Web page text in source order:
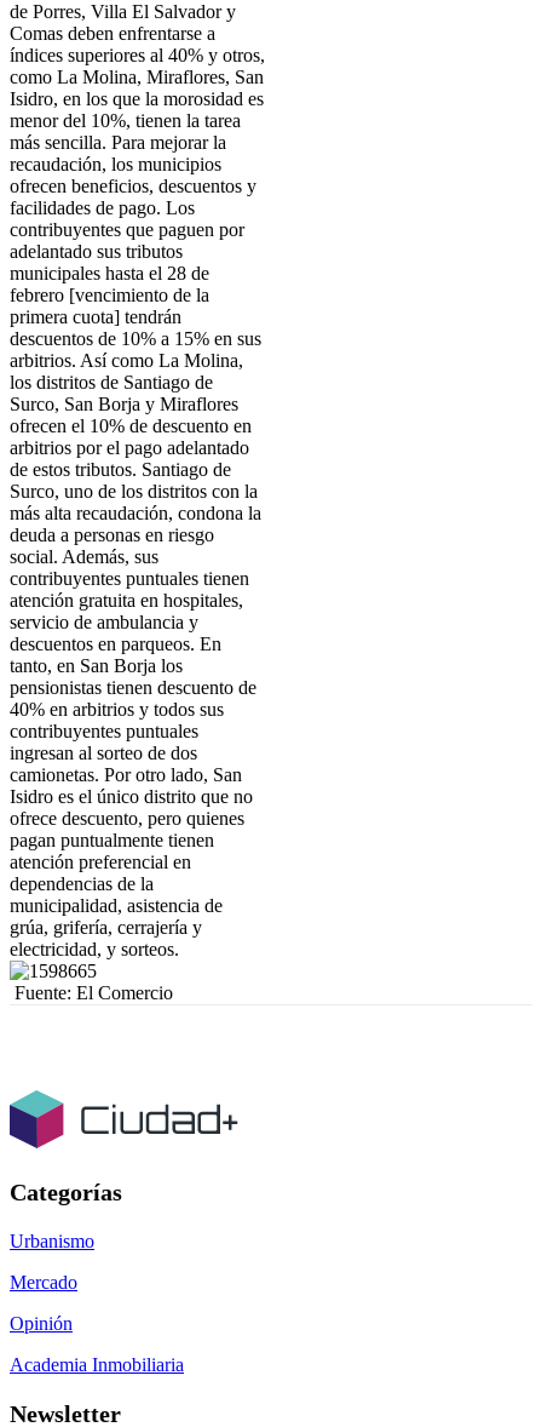
de Porres, Villa El Salvador y
Comas deben enfrentarse a
índices superiores al 40% y otros,
como La Molina, Miraflores, San
Isidro, en los que la morosidad es
menor del 10%, tienen la tarea
más sencilla. Para mejorar la
recaudación, los municipios
ofrecen beneficios, descuentos y
facilidades de pago. Los
contribuyentes que paguen por
adelantado sus tributos
municipales hasta el 28 de
febrero [vencimiento de la
primera cuota] tendrán
descuentos de 10% a 15% en sus
arbitrios. Así como La Molina,
los distritos de Santiago de
Surco, San Borja y Miraflores
ofrecen el 10% de descuento en
arbitrios por el pago adelantado
de estos tributos. Santiago de
Surco, uno de los distritos con la
más alta recaudación, condona la
deuda a personas en riesgo
social. Además, sus
contribuyentes puntuales tienen
atención gratuita en hospitales,
servicio de ambulancia y
descuentos en parqueos. En
tanto, en San Borja los
pensionistas tienen descuento de
40% en arbitrios y todos sus
contribuyentes puntuales
ingresan al sorteo de dos
camionetas. Por otro lado, San
Isidro es el único distrito que no
ofrece descuento, pero quienes
pagan puntualmente tienen
atención preferencial en
dependencias de la
municipalidad, asistencia de
grúa, grifería, cerrajería y
electricidad, y sorteos.
Fuente: El Comercio
Categorías
Urbanismo
Mercado
Opinión
Academia Inmobiliaria
Newsletter